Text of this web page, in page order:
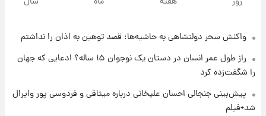
۱ روز پیش
شد
۱ روز پیش
واکنش سحر دولتشاهی به حاشیه‌ها: قصد توهین به اذان را نداشتم
راز طول عمر انسان در دستان یک نوجوان ۱۵ ساله؟ ادعایی که جهان
را شگفت‌زده کرد
پیش‌بینی جنجالی احسان علیخانی درباره میثاقی و فردوسی پور وایرال
شد+فیلم